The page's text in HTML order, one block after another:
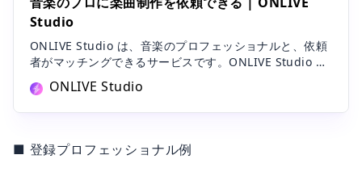
Studio
ONLIVE Studio は、音楽のプロフェッショナルと、依頼
者がマッチングできるサービスです。ONLIVE Studio に
は、プロデューサー、ミックスエンジニア、スタジオミ
ュージシャンをはじめとした、業界の第一線で活躍して
いる様々な音楽のプロフェッショナルが登録されていま
し、ONLIVE Studio 上で依頼をすることが可能です。
ONLIVE Studio
■ 登録プロフェッショナル例